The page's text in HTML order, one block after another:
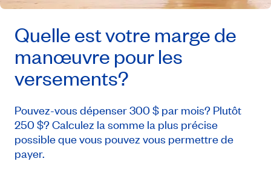
Quelle est votre marge de
manœuvre pour les
versements?
Pouvez-vous dépenser 300 $ par mois? Plutôt
250 $? Calculez la somme la plus précise
possible que vous pouvez vous permettre de
payer.